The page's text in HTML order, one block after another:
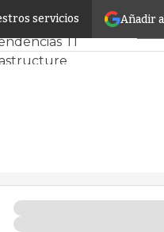
Añadir
servicios
y MercadoProyectos
TI